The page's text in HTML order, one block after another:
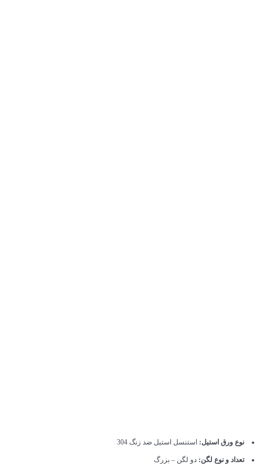
نوع ورق استیل: استنسل استیل ضد زنگ 304
تعداد و نوع لگن: دو لگن – بزرگ